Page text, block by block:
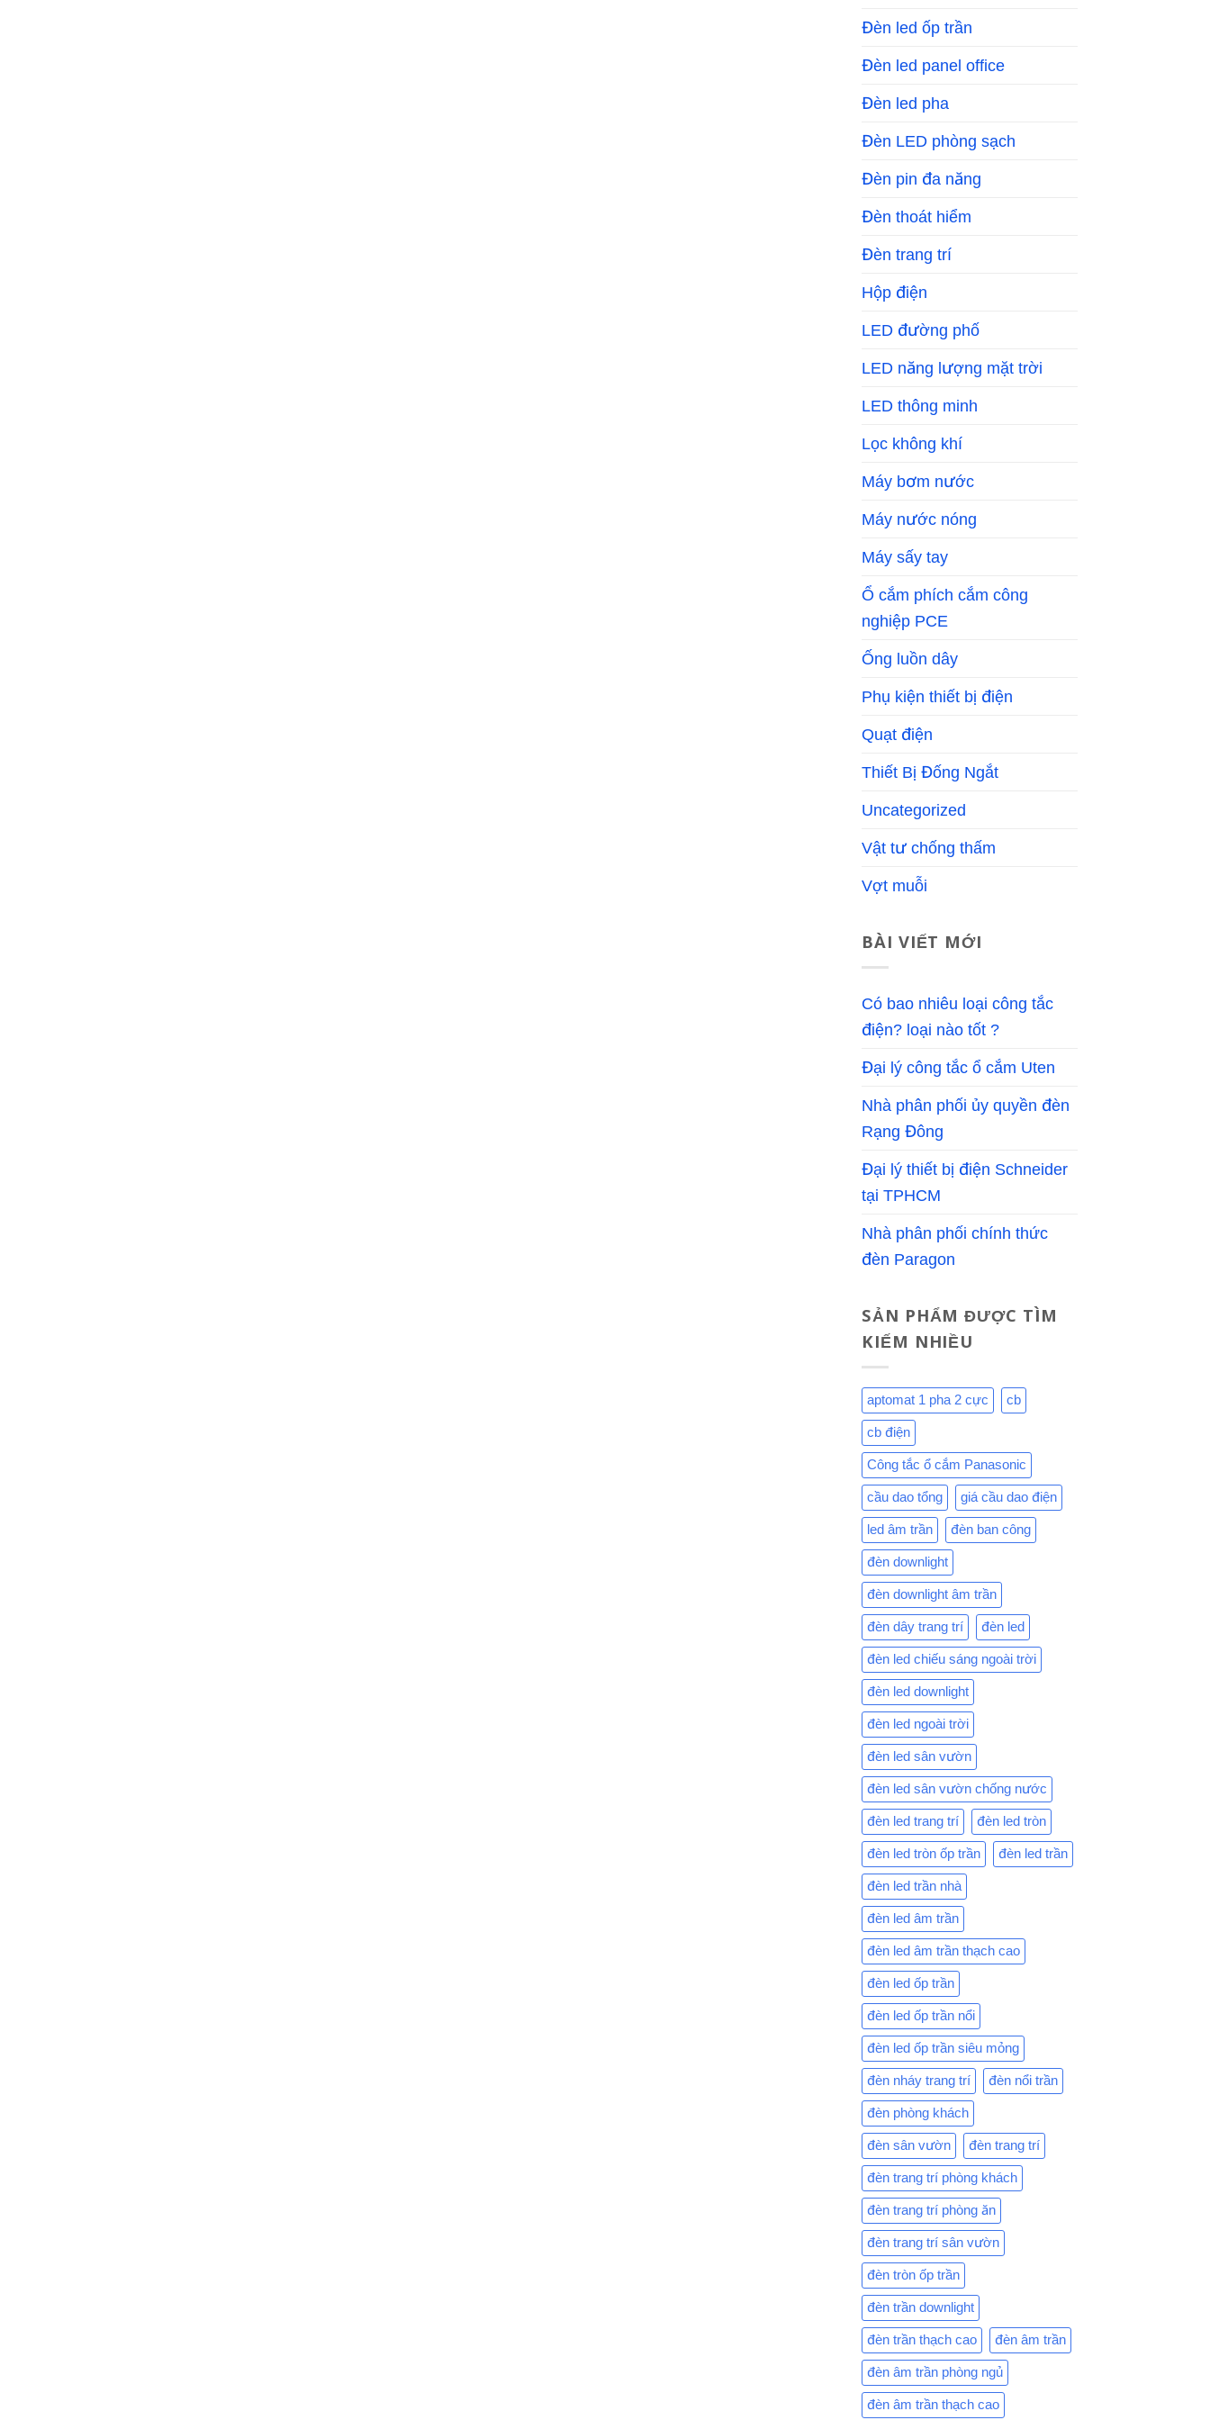
Đèn led ốp trần
Đèn led panel office
Đèn led pha
Đèn LED phòng sạch
Đèn pin đa năng
Đèn thoát hiểm
Đèn trang trí
Hộp điện
LED đường phố
LED năng lượng mặt trời
LED thông minh
Lọc không khí
Máy bơm nước
Máy nước nóng
Máy sấy tay
Ổ cắm phích cắm công
nghiệp PCE
Ống luồn dây
Phụ kiện thiết bị điện
Quạt điện
Thiết Bị Đống Ngắt
Uncategorized
Vật tư chống thấm
Vợt muỗi
BÀI VIẾT MỚI
Có bao nhiêu loại công tắc
điện? loại nào tốt ?
Đại lý công tắc ổ cắm Uten
Nhà phân phối ủy quyền đèn
Rạng Đông
Đại lý thiết bị điện Schneider
tại TPHCM
Nhà phân phối chính thức
đèn Paragon
SẢN PHẨM ĐƯỢC TÌM
KIẾM NHIỀU
aptomat 1 pha 2 cực cb
cb điện
Công tắc ổ cắm Panasonic
cầu dao tổng giá cầu dao điện
led âm trần đèn ban công
đèn downlight
đèn downlight âm trần
đèn dây trang trí đèn led
đèn led chiếu sáng ngoài trời
đèn led downlight
đèn led ngoài trời
đèn led sân vườn
đèn led sân vườn chống nước
đèn led trang trí đèn led tròn
đèn led tròn ốp trần đèn led trần
đèn led trần nhà
đèn led âm trần
đèn led âm trần thạch cao
đèn led ốp trần
đèn led ốp trần nổi
đèn led ốp trần siêu mỏng
đèn nháy trang trí đèn nổi trần
đèn phòng khách
đèn sân vườn đèn trang trí
đèn trang trí phòng khách
đèn trang trí phòng ăn
đèn trang trí sân vườn
đèn tròn ốp trần
đèn trần downlight
đèn trần thạch cao đèn âm trần
đèn âm trần phòng ngủ
đèn âm trần thạch cao